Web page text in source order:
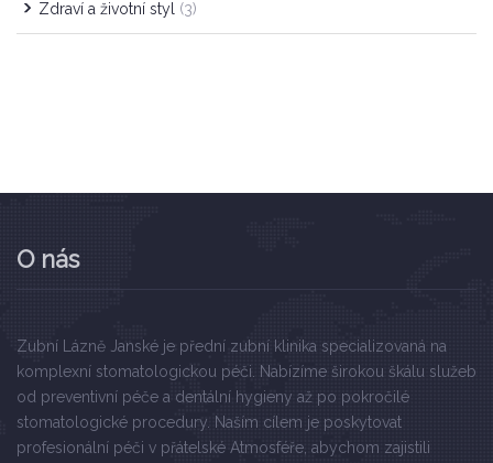
Zdraví a životní styl (3)
O nás
Zubní Lázně Janské je přední zubní klinika specializovaná na
komplexní stomatologickou péči. Nabízíme širokou škálu služeb
od preventivní péče a dentální hygieny až po pokročilé
stomatologické procedury. Naším cílem je poskytovat
profesionální péči v přátelské Atmosféře, abychom zajistili